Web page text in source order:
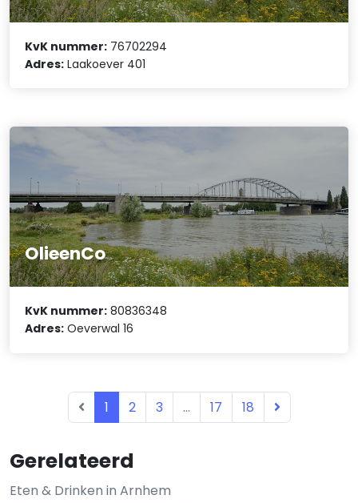
Gerelateerd
Eten & Drinken in Arnhem
KvK nummer: 76702294
Adres: Laakoever 401
OlieenCo
KvK nummer: 80836348
Adres: Oeverwal 16
1 2 3 ... 17 18